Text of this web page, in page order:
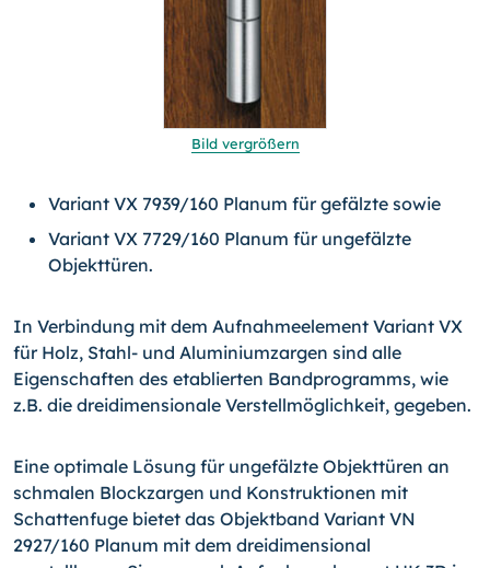
Bild vergrößern
Variant VX 7939/160 Planum für gefälzte sowie
Variant VX 7729/160 Planum für ungefälzte
Objekttüren.
In Verbindung mit dem Aufnahmeelement Variant VX
für Holz, Stahl- und Aluminiumzargen sind alle
Eigenschaften des etablierten Bandprogramms, wie
z.B. die dreidimensionale Verstellmöglichkeit, gegeben.
Eine optimale Lösung für ungefälzte Objekttüren an
schmalen Blockzargen und Konstruktionen mit
Schattenfuge bietet das Objektband Variant VN
2927/160 Planum mit dem dreidimensional